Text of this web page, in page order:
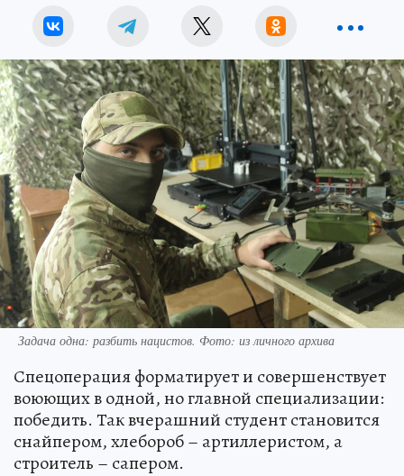
Задача одна: разбить нацистов. Фото: из личного архива
Спецоперация форматирует и совершенствует
воюющих в одной, но главной специализации:
победить. Так вчерашний студент становится
снайпером, хлебороб – артиллеристом, а
строитель – сапером.